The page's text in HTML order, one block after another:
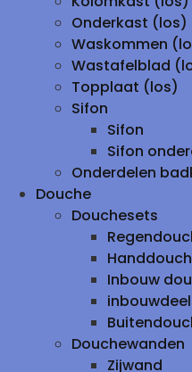
Onderkast (los)
Waskommen
Wastafelblad
Topplaat (los)
Sifon
Sifon
Sifon
Onderdelen
Douche
Douchesets
Inbouw
inbouwdeel
Douchewanden
Zijwand